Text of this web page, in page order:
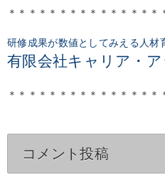
＊＊＊＊＊＊＊＊＊＊＊＊＊＊＊
研修成果が数値としてみえる人材
有限会社キャリア・
＊＊＊＊＊＊＊＊＊＊＊＊＊＊＊
コメント投稿